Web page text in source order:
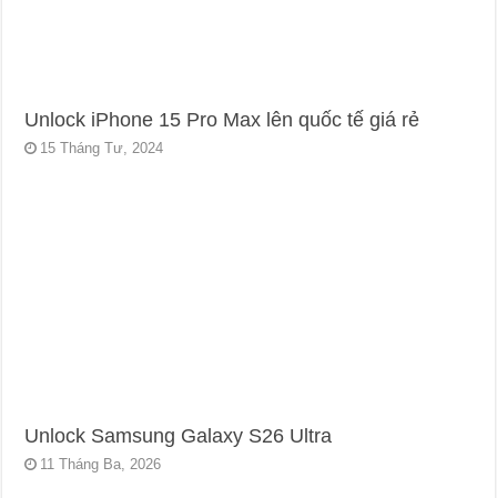
Unlock iPhone 15 Pro Max lên quốc tế giá rẻ
15 Tháng Tư, 2024
Unlock Samsung Galaxy S26 Ultra
11 Tháng Ba, 2026